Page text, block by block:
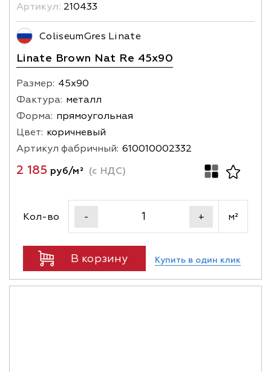
Артикул: 210433
ColiseumGres Linate
Linate Brown Nat Re 45x90
Размер: 45х90
Фактура: металл
Форма: прямоугольная
Цвет: коричневый
Артикул фабричный: 610010002332
2 185 руб/м² (с НДС)
Кол-во - + м²
В корзину Купить в один клик